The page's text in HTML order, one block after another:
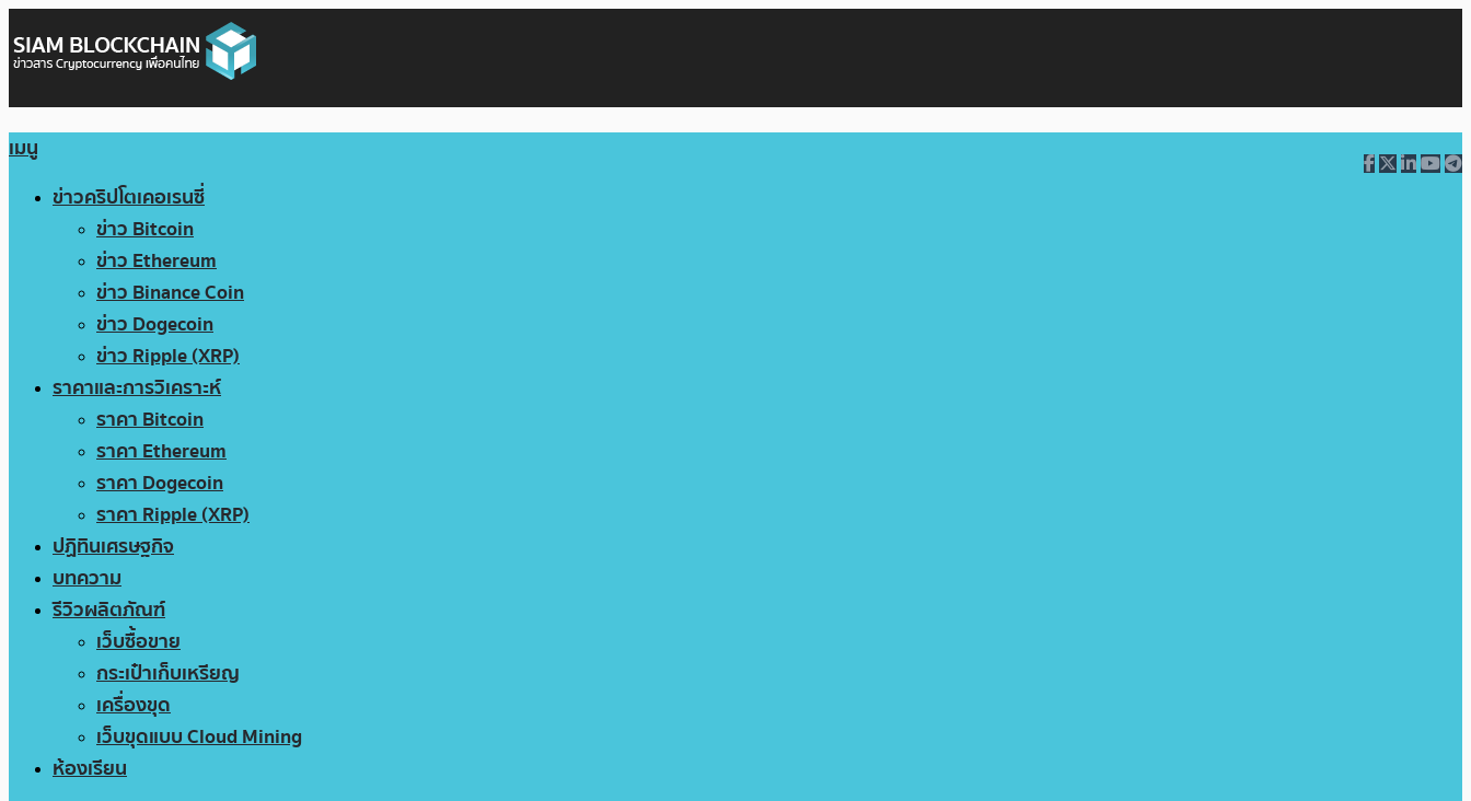
เมนู
ข่าวคริปโตเคอเรนซี่
ข่าว Bitcoin
ข่าว Ethereum
ข่าว Binance Coin
ข่าว Dogecoin
ข่าว Ripple (XRP)
ราคาและการวิเคราะห์
ราคา Bitcoin
ราคา Ethereum
ราคา Dogecoin
ราคา Ripple (XRP)
ปฏิทินเศรษฐกิจ
บทความ
รีวิวผลิตภัณฑ์
เว็บซื้อขาย
กระเป๋าเก็บเหรียญ
เครื่องขุด
เว็บขุดแบบ Cloud Mining
ห้องเรียน